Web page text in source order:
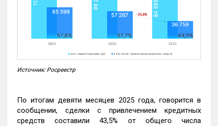
Источник: Росреестр
По итогам девяти месяцев 2025 года, говорится в
сообщении, сделки с привлечением кредитных
средств составили 43,5% от общего числа